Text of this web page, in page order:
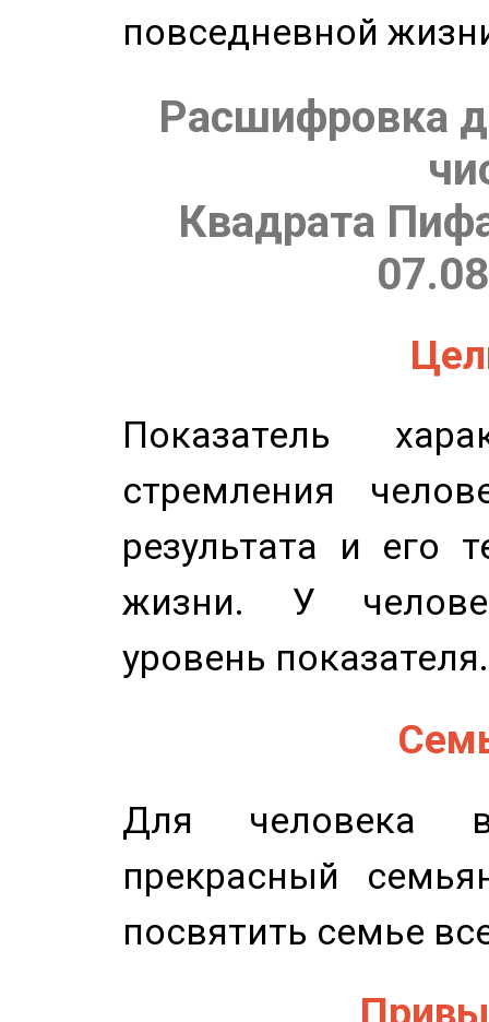
повседневной
Расшифровка
Квадрата
Показатель
стремления
результата и его
жизни. У
уровень показателя.
Для человека
прекрасный
посвятить семье